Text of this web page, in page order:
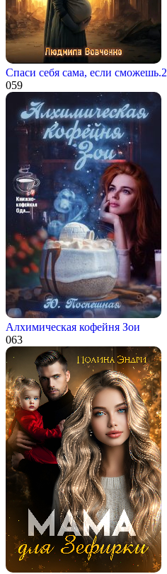
Спаси себя сама, если сможешь.2
059
Алхимическая кофейня Зои
063